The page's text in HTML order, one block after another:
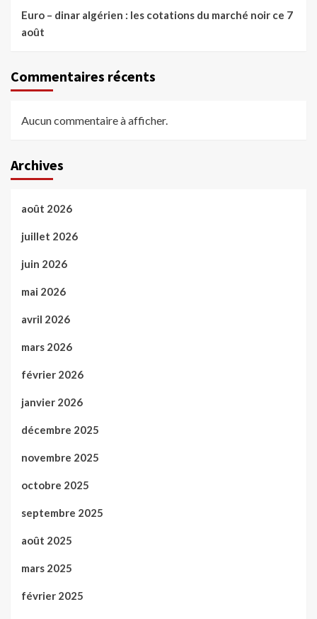
Euro – dinar algérien : les cotations du marché noir ce 7
août
Commentaires récents
Aucun commentaire à afficher.
Archives
août 2026
juillet 2026
juin 2026
mai 2026
avril 2026
mars 2026
février 2026
janvier 2026
décembre 2025
novembre 2025
octobre 2025
septembre 2025
août 2025
mars 2025
février 2025